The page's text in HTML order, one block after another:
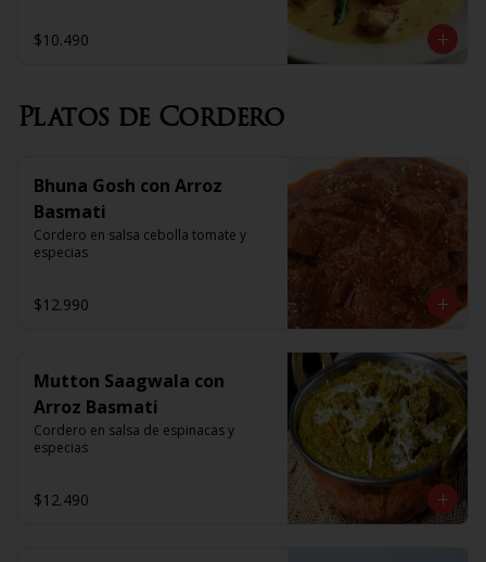
$10.490
Platos de Cordero
Bhuna Gosh con Arroz
Basmati
Cordero en salsa cebolla tomate y
especias
$12.990
Mutton Saagwala con
Arroz Basmati
Cordero en salsa de espinacas y
especias
$12.490